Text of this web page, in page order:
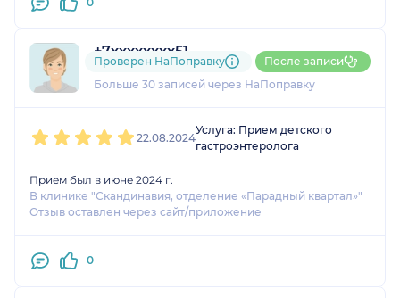
+7xxxxxxxx51
3 отзываи 2 оценки
Больше 30 записей через НаПоправку
Проверен НаПоправку После записи
22.08.2024
Услуга: Прием детского
гастроэнтеролога
Прием был в июне 2024 г.
В клинике "Скандинавия, отделение «Парадный квартал»"
Отзыв оставлен через сайт/приложение
0